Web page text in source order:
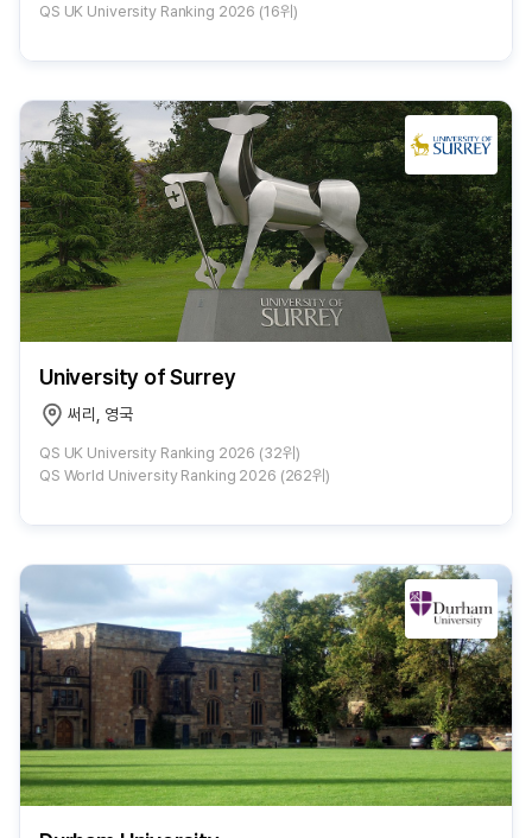
QS UK University Ranking 2026 (16위)
University of Surrey
써리, 영국
QS UK University Ranking 2026 (32위)
QS World University Ranking 2026 (262위)